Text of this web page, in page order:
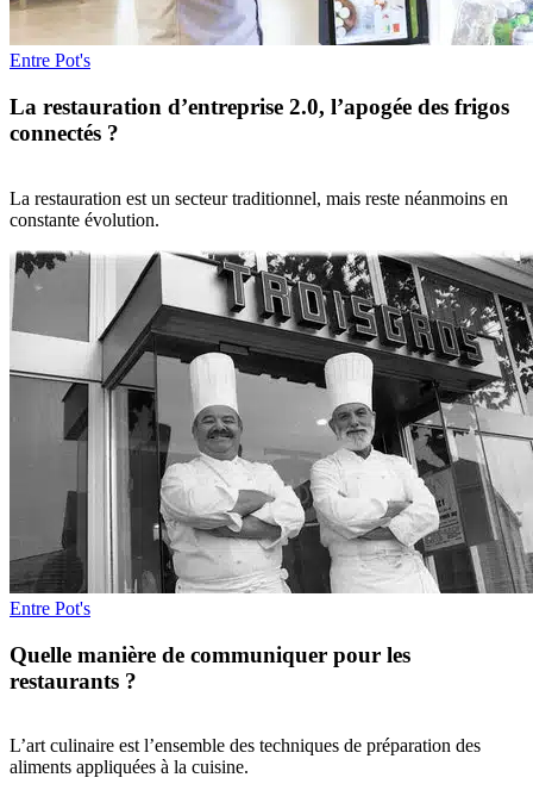
Entre Pot's
La restauration d’entreprise 2.0, l’apogée des frigos
connectés ?
La restauration est un secteur traditionnel, mais reste néanmoins en
constante évolution.
Entre Pot's
Quelle manière de communiquer pour les
restaurants ?
L’art culinaire est l’ensemble des techniques de préparation des
aliments appliquées à la cuisine.